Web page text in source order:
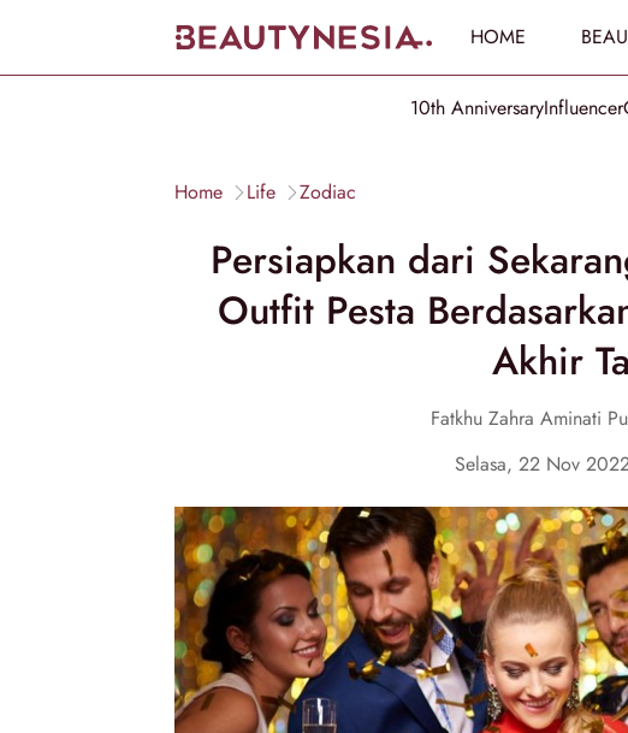
HOME
10th AnniversaryInfluencer
Home Life Zodiac
Persiapkan dari
Outfit Pesta
Akhir
Fatkhu Zahra Aminati
Selasa, 22 Nov